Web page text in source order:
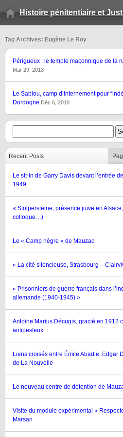
Histoire pénitentiaire et
Tag Archives: Eugène Le Roy
Périgueux : le temple maçonnique de la
Mar 29, 2013
Le Sablou, camp d’internement pour
Dordogne Déc 6, 2010
Recent Posts
Le sit-in de Garry Davis devant l’entrée
1949
« Stolpersteine, présence juive en
colloque…)
Le « Camp nègre » de Mauzac
« La cité silencieuse, Strasbourg –
« Prisonniers de guerre français dans
allemande (1940-1945) »
Antoine Marius Décugis, gracié en 1912
antipesteux
Liens croisés entre Émile Abadie, Edgar
de La Nouvelle
Le nouveau centre de détention de
Visite du module expérimental «
Marsan